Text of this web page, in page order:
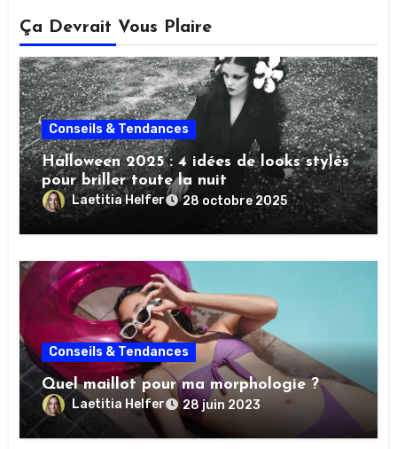
Ça Devrait Vous Plaire
Conseils & Tendances
Halloween 2025 : 4 idées de looks stylés
pour briller toute la nuit
Laetitia Helfer 28 octobre 2025
Conseils & Tendances
Quel maillot pour ma morphologie ?
Laetitia Helfer 28 juin 2023